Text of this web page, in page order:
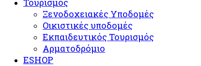
Τουρισμός
Ξενοδοχειακές Υποδομές​
Oικιστικές υποδομές
Εκπαιδευτικός Τουρισμός
Αρματοδρόμιο
ESHOP